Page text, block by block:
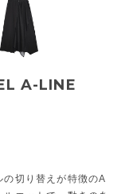
A-LINE
切り替えが特徴のA